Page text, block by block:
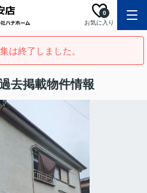
お気に入り
0
は終了しました。
去掲載物件情報